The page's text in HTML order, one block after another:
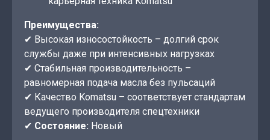
Преимущества:
✔ Высокая износостойкость – долгий срок
службы даже при интенсивных нагрузках
✔ Стабильная производительность –
равномерная подача масла без пульсаций
✔ Качество Komatsu – соответствует стандартам
ведущего производителя спецтехники
✔ Состояние: Новый